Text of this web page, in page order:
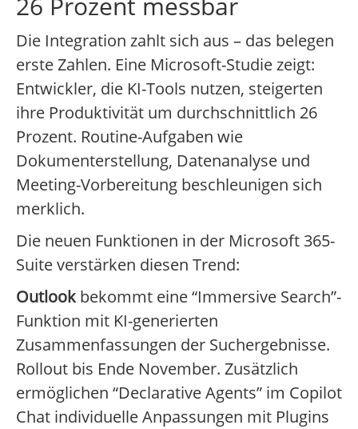
Die Integration zahlt sich aus – das belegen
erste Zahlen. Eine Microsoft-Studie zeigt:
Entwickler, die KI-Tools nutzen, steigerten
ihre Produktivität um durchschnittlich 26
Prozent. Routine-Aufgaben wie
Dokumenterstellung, Datenanalyse und
Meeting-Vorbereitung beschleunigen sich
merklich.
Die neuen Funktionen in der Microsoft 365-
Suite verstärken diesen Trend:
Outlookbekommt eine “Immersive Search”-
Funktion mit KI-generierten
Zusammenfassungen der Suchergebnisse.
Rollout bis Ende November. Zusätzlich
ermöglichen “Declarative Agents” im Copilot
Chat individuelle Anpassungen mit Plugins